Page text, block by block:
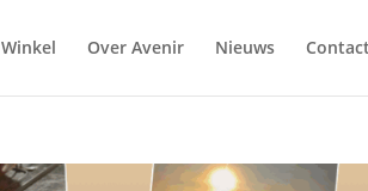
Winkel Over Avenir Nieuws